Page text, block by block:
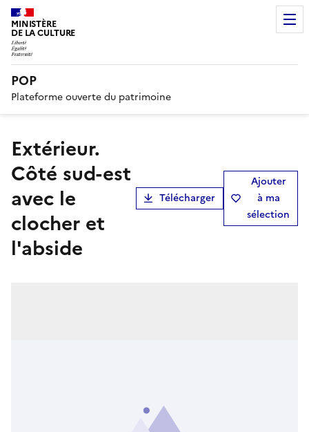
MINISTÈRE
DE LA CULTURE
POP
Plateforme ouverte du patrimoine
Extérieur.
Côté sud-est
avec le
clocher et
l'abside
Télécharger
Ajouter
à ma
sélection